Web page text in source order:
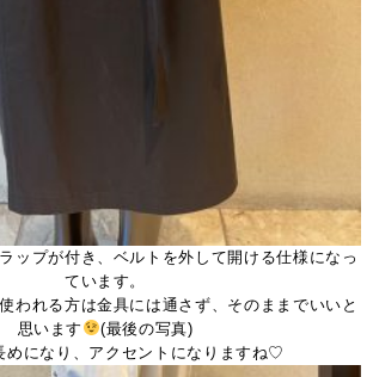
ップが付き、ベルトを外して開ける仕様になっ
ています。
われる方は金具には通さず、そのままでいいと
思います
(最後の写真)
めになり、アクセントになりますね♡